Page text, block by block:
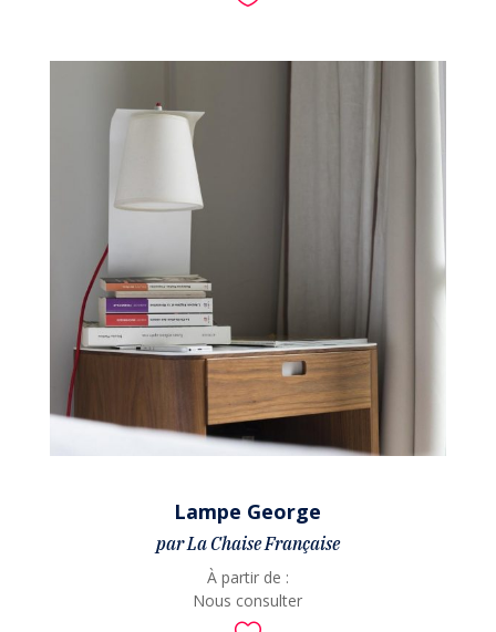
Lampe George
par La Chaise Française
À partir de :
Nous consulter